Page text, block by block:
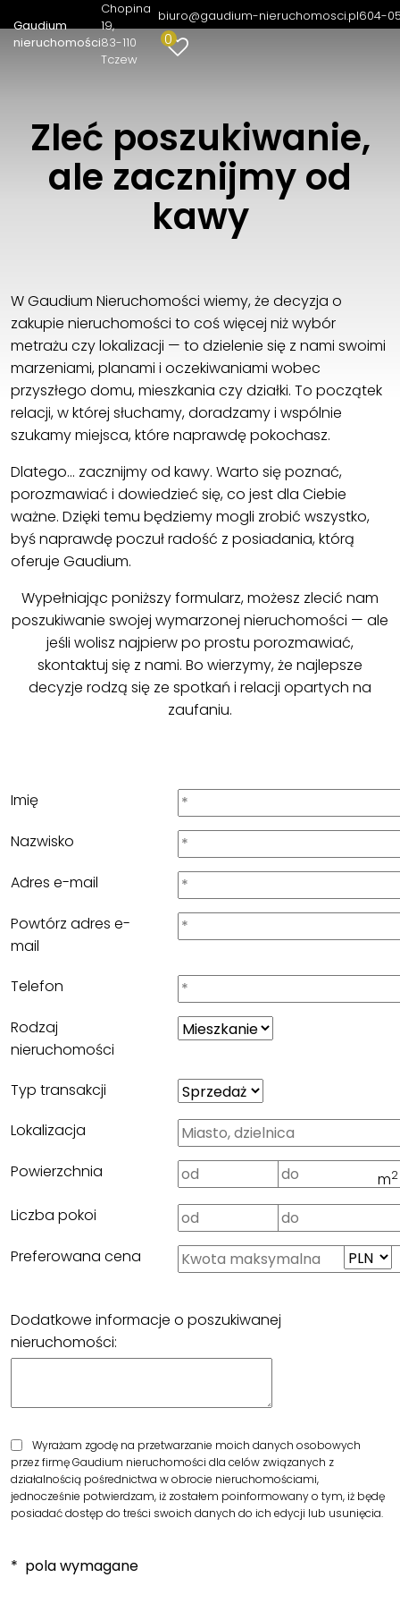
Gaudium
nieruchomości
Chopina
19
83-110
Tczew
biuro@gaudium-nieruchomosci.pl604-
0
Zleć poszukiwanie,
ale zacznijmy od
kawy
W Gaudium Nieruchomości wiemy, że decyzja o
zakupie nieruchomości to coś więcej niż wybór
metrażu czy lokalizacji — to dzielenie się z nami swoimi
marzeniami, planami i oczekiwaniami wobec
przyszłego domu, mieszkania czy działki. To początek
relacji, w której słuchamy, doradzamy i wspólnie
szukamy miejsca, które naprawdę pokochasz.
Dlatego… zacznijmy od kawy. Warto się poznać,
porozmawiać i dowiedzieć się, co jest dla Ciebie
ważne. Dzięki temu będziemy mogli zrobić wszystko,
byś naprawdę poczuł radość z posiadania, którą
oferuje Gaudium.
Wypełniając poniższy formularz, możesz zlecić nam
poszukiwanie swojej wymarzonej nieruchomości — ale
jeśli wolisz najpierw po prostu porozmawiać,
skontaktuj się z nami. Bo wierzymy, że najlepsze
decyzje rodzą się ze spotkań i relacji opartych na
zaufaniu.
Imię
Nazwisko
Adres e-mail
Powtórz adres e-
mail
Telefon
Rodzaj
nieruchomości
Typ transakcji
Lokalizacja
Powierzchnia
m2
Liczba pokoi
Preferowana cena
Dodatkowe informacje o poszukiwanej
nieruchomości:
Wyrażam zgodę na przetwarzanie moich danych osobowych
przez firmę Gaudium nieruchomości dla celów związanych z
działalnością pośrednictwa w obrocie nieruchomościami,
jednocześnie potwierdzam, iż zostałem poinformowany o tym, iż będę
posiadać dostęp do treści swoich danych do ich edycji lub usunięcia.
* pola wymagane